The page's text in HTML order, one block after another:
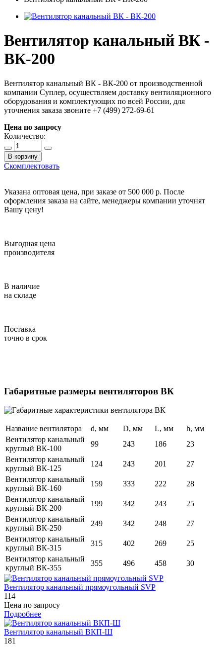
Вентилятор канальный ВК -
ВК-200
Вентилятор канальный ВК - ВК-200 от производственной
компании Суплер, осуществляем доставку вентиляционного
оборудования и комплектующих по всей России, для
уточнения заказа звоните +7 (499) 272-69-61
Цена по запросу
Количество:
В корзину
Скомплектовать
Указана оптовая цена, при заказе от 500 000 р. После
оформления заказа на сайте, менеджеры компании уточнят
Вашу цену!
Выгодная цена
производителя
В наличие
на складе
Поставка
точно в срок
Габаритные размеры вентиляторов ВК
Название вентилятора d, мм D, мм L, мм
h, мм
Вентилятор канальный
круглый ВК-100
99 243 186
23
Вентилятор канальный
круглый ВК-125
124 243 201
27
Вентилятор канальный
круглый ВК-160
159 333 222
28
Вентилятор канальный
круглый ВК-200
199 342 243
25
Вентилятор канальный
круглый ВК-250
249 342 248
27
Вентилятор канальный
круглый ВК-315
315 402 269
25
Вентилятор канальный
круглый ВК-355
355 496 458 30
Вентилятор канальный прямоугольный SVP
114
Цена по запросу
Подробнее
Вентилятор канальный ВКП-Ш
181